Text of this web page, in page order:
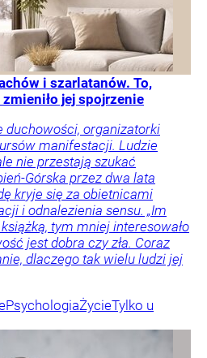
i szarlatanów. To,
jej spojrzenie
duchowości, organizatorki
manifestacji. Ludzie
nie przestają szukać
Górska przez dwa lata
kryje się za obietnicami
i odnalezienia sensu. „Im
tym mniej interesowało
jest dobra czy zła. Coraz
dlaczego tak wielu ludzi jej
PsychologiaŻycieTylko u